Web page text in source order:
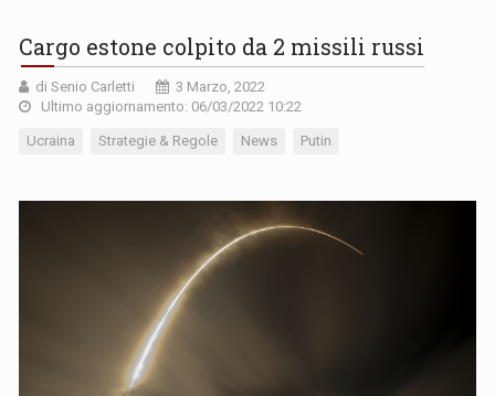
Cargo estone colpito da 2 missili russi
di Senio Carletti
3 Marzo, 2022
Ultimo aggiornamento: 06/03/2022 10:22
Ucraina Strategie & Regole News Putin